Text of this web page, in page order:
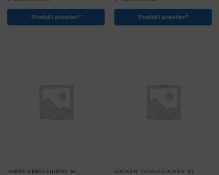
Produkt ansehen* Produkt ansehen*
HERREN-BEKLEIDUNG M SOCKEN TENNISSOCKEN XL